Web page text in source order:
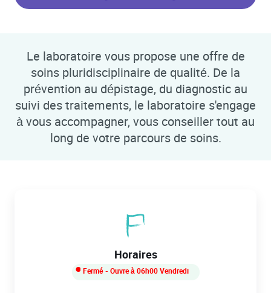
Le laboratoire vous propose une offre de
soins pluridisciplinaire de qualité. De la
prévention au dépistage, du diagnostic au
suivi des traitements, le laboratoire s'engage
à vous accompagner, vous conseiller tout au
long de votre parcours de soins.
Horaires
Fermé- Ouvre à 06h00 Vendredi